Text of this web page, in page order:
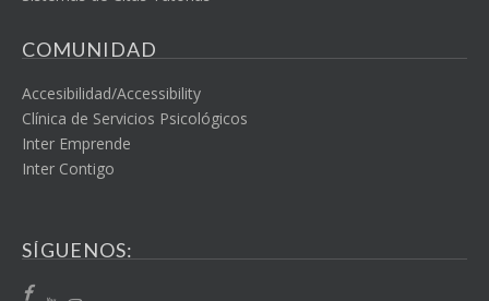
COMUNIDAD
Accesibilidad/Accessibility
Clínica de Servicios Psicológicos
Inter Emprende
Inter Contigo
SÍGUENOS: